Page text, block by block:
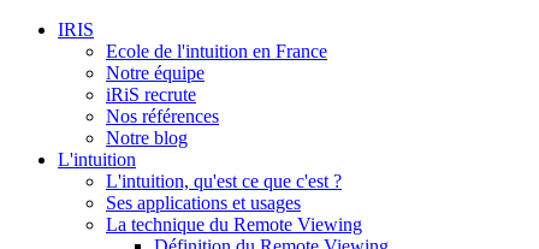
IRIS
Ecole de l'intuition en France
Notre équipe
iRiS recrute
Nos références
Notre blog
L'intuition
L'intuition, qu'est ce que c'est ?
Ses applications et usages
La technique du Remote Viewing